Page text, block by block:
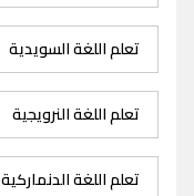
تعلم اللغة السويدية
تعلم اللغة النرويجية
تعلم اللغة الدنماركية